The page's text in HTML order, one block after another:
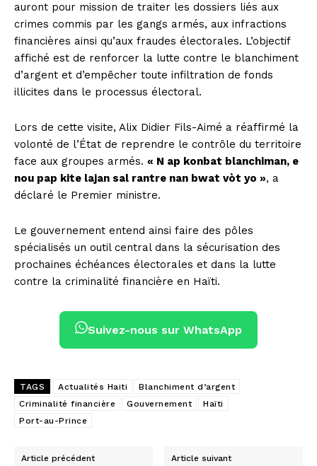
auront pour mission de traiter les dossiers liés aux
crimes commis par les gangs armés, aux infractions
financières ainsi qu’aux fraudes électorales. L’objectif
affiché est de renforcer la lutte contre le blanchiment
d’argent et d’empêcher toute infiltration de fonds
illicites dans le processus électoral.
Lors de cette visite, Alix Didier Fils-Aimé a réaffirmé la
volonté de l’État de reprendre le contrôle du territoire
face aux groupes armés. « N ap konbat blanchiman, e
nou pap kite lajan sal rantre nan bwat vòt yo », a
déclaré le Premier ministre.
Le gouvernement entend ainsi faire des pôles
spécialisés un outil central dans la sécurisation des
prochaines échéances électorales et dans la lutte
contre la criminalité financière en Haïti.
Suivez-nous sur WhatsApp
TAGS Actualités Haiti
Blanchiment d’argent
Criminalité financière
Gouvernement
Haïti
Port-au-Prince
Article précédent Article suivant